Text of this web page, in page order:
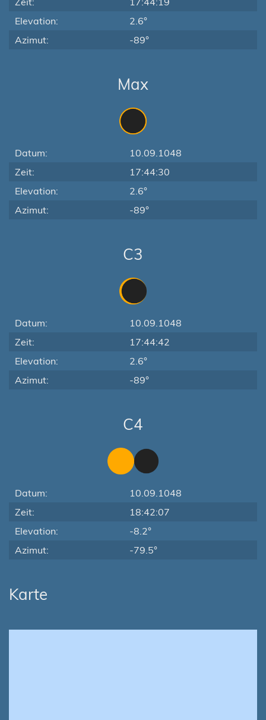
Elevation:
2.6°
Azimut:
-89°
Max
Datum:
10.09.1048
Zeit:
17:44:30
Elevation:
2.6°
Azimut:
-89°
C3
Datum:
10.09.1048
Zeit:
17:44:42
Elevation:
2.6°
Azimut:
-89°
C4
Datum:
10.09.1048
Zeit:
18:42:07
Elevation:
-8.2°
Azimut:
-79.5°
Karte